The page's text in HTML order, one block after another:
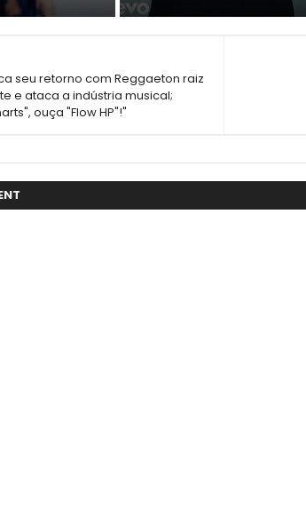
seu retorno com Reggaeton raiz
e ataca a indústria musical;
ouça "Flow HP"!"